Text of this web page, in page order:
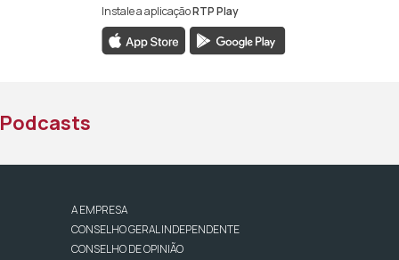
da RTP África
da RTP África
YouTube da RTP África
Instale a aplicaçãoRTP Play
Podcasts
A EMPRESA
CONSELHO GERAL INDEPENDENTE
CONSELHO DE OPINIÃO